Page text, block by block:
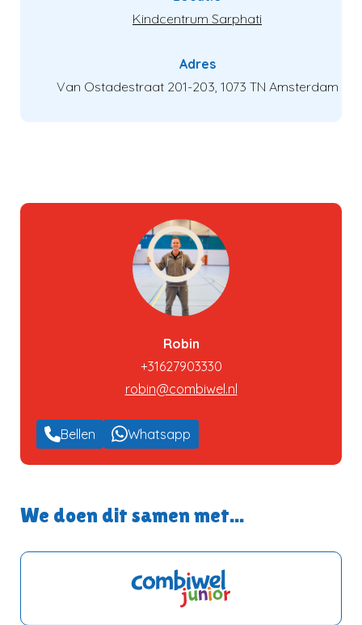
Kindcentrum Sarphati
Adres
Van Ostadestraat 201-203, 1073 TN Amsterdam
Robin
+31627903330
robin@combiwel.nl
Bellen Whatsapp
We doen dit samen met...